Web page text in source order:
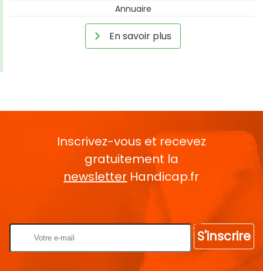
Annuaire
En savoir plus
Inscrivez-vous et recevez
gratuitement la
newsletter Handicap.fr
S'inscrire